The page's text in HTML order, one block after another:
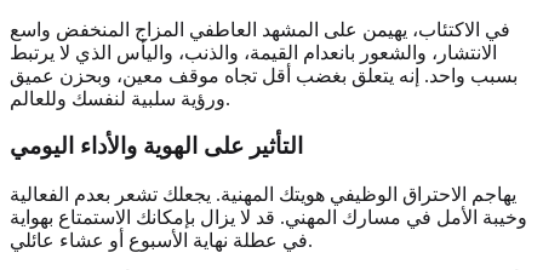
في الاكتئاب، يهيمن على المشهد العاطفي المزاج المنخفض واسع
الانتشار، والشعور بانعدام القيمة، والذنب، واليأس الذي لا يرتبط
بسبب واحد. إنه يتعلق بغضب أقل تجاه موقف معين، وبحزن عميق
ورؤية سلبية لنفسك وللعالم.
التأثير على الهوية والأداء اليومي
يهاجم الاحتراق الوظيفي هويتك المهنية. يجعلك تشعر بعدم الفعالية
وخيبة الأمل في مسارك المهني. قد لا يزال بإمكانك الاستمتاع بهواية
في عطلة نهاية الأسبوع أو عشاء عائلي.